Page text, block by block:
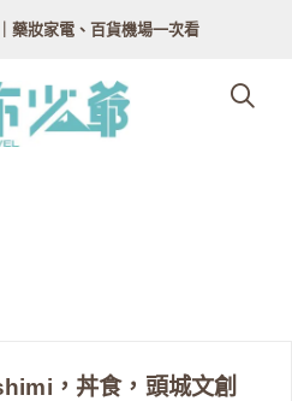
藥妝家電、百貨機場一次看
，丼食，頭城文創